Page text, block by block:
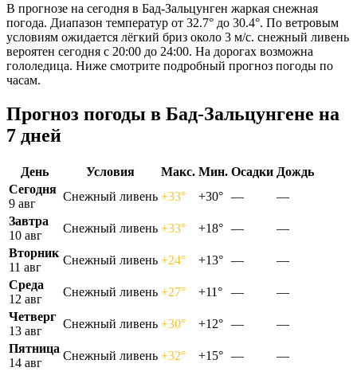
В прогнозе на сегодня в Бад-Зальцунген жаркая снежная
погода. Диапазон температур от 32.7° до 30.4°. По ветровым
условиям ожидается лёгкий бриз около 3 м/с. снежный ливень
вероятен сегодня с 20:00 до 24:00. На дорогах возможна
гололедица. Ниже смотрите подробный прогноз погоды по
часам.
Прогноз погоды в Бад-Зальцунгене на
7 дней
День Условия Макс. Мин. Осадки Дождь
Сегодня
9 авг
Снежный ливень +33° +30° —
—
Завтра
10 авг
Снежный ливень +33° +18° —
—
Вторник
11 авг
Снежный ливень +24° +13° —
—
Среда
12 авг
Снежный ливень +27° +11° —
—
Четверг
13 авг
Снежный ливень +30° +12° —
—
Пятница
14 авг
Снежный ливень +32° +15° — —